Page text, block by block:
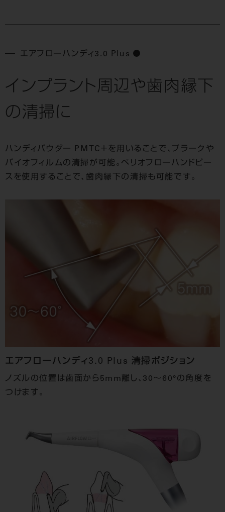
エアフローハンディ3.0 Plus
インプラント周辺や歯肉縁下
の清掃に
ハンディパウダー PMTC＋を用いることで、プラークや
バイオフィルムの清掃が可能。ペリオフローハンドピー
スを使用することで、歯肉縁下の清掃も可能です。
エアフローハンディ3.0 Plus 清掃ポジション
ノズルの位置は歯面から5mm離し、30～60°の角度を
つけます。